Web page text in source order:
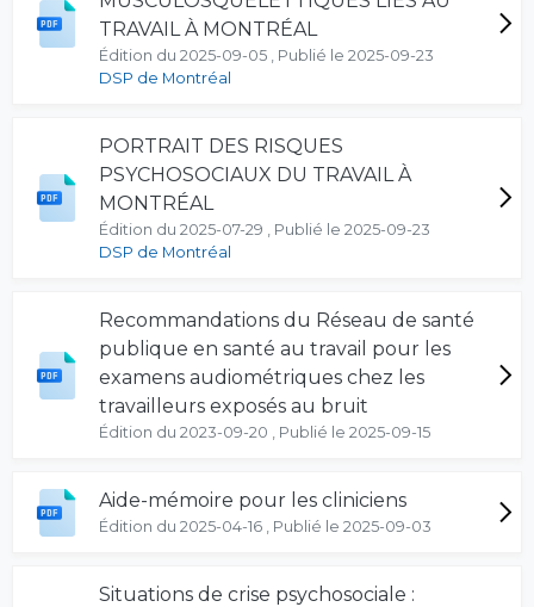
TRAVAIL À MONTRÉAL
Édition du 2025-09-05 , Publié le 2025-09-23
DSP de Montréal
PORTRAIT DES RISQUES
PSYCHOSOCIAUX DU TRAVAIL À
MONTRÉAL
Édition du 2025-07-29 , Publié le 2025-09-23
DSP de Montréal
Recommandations du Réseau de santé
publique en santé au travail pour les
examens audiométriques chez les
travailleurs exposés au bruit
Édition du 2023-09-20 , Publié le 2025-09-15
Aide-mémoire pour les cliniciens
Édition du 2025-04-16 , Publié le 2025-09-03
Situations de crise psychosociale :